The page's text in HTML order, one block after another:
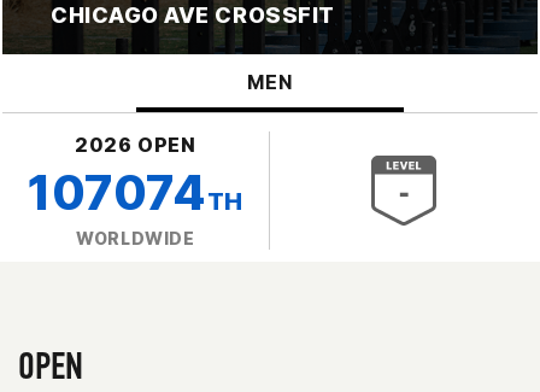
CHICAGO AVE CROSSFIT
MEN
2026 OPEN
107074TH
WORLDWIDE
OPEN